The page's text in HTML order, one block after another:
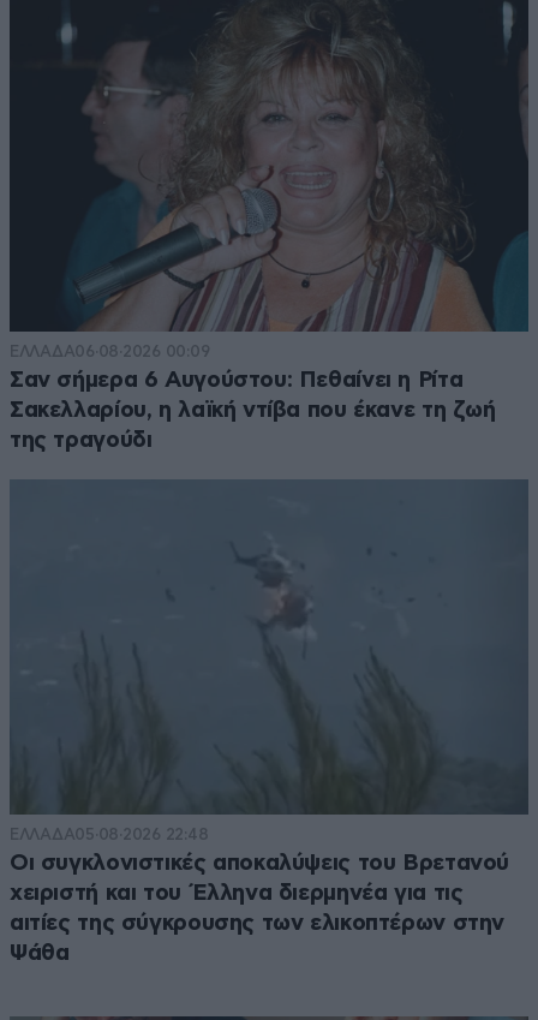
ΕΛΛΑΔΑ06·08·2026 00:09
Σαν σήμερα 6 Αυγούστου: Πεθαίνει η Ρίτα
Σακελλαρίου, η λαϊκή ντίβα που έκανε τη ζωή
της τραγούδι
ΕΛΛΑΔΑ05·08·2026 22:48
Οι συγκλονιστικές αποκαλύψεις του Βρετανού
χειριστή και του Έλληνα διερμηνέα για τις
αιτίες της σύγκρουσης των ελικοπτέρων στην
Ψάθα